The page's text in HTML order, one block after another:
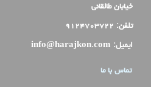
خیابان طالقانی
تلفن: ۹۱۲۴۷۰۳۷۲۲
ایمیل: info@harajkon.com
تماس با ما